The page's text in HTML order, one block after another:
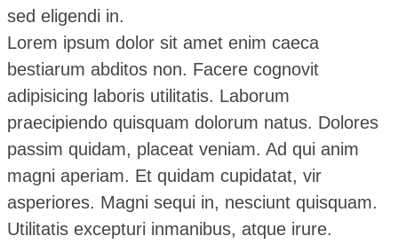
sed eligendi in.
Lorem ipsum dolor sit amet enim caeca
bestiarum abditos non. Facere cognovit
adipisicing laboris utilitatis. Laborum
praecipiendo quisquam dolorum natus. Dolores
passim quidam, placeat veniam. Ad qui anim
magni aperiam. Et quidam cupidatat, vir
asperiores. Magni sequi in, nesciunt quisquam.
Utilitatis excepturi inmanibus, atque irure.